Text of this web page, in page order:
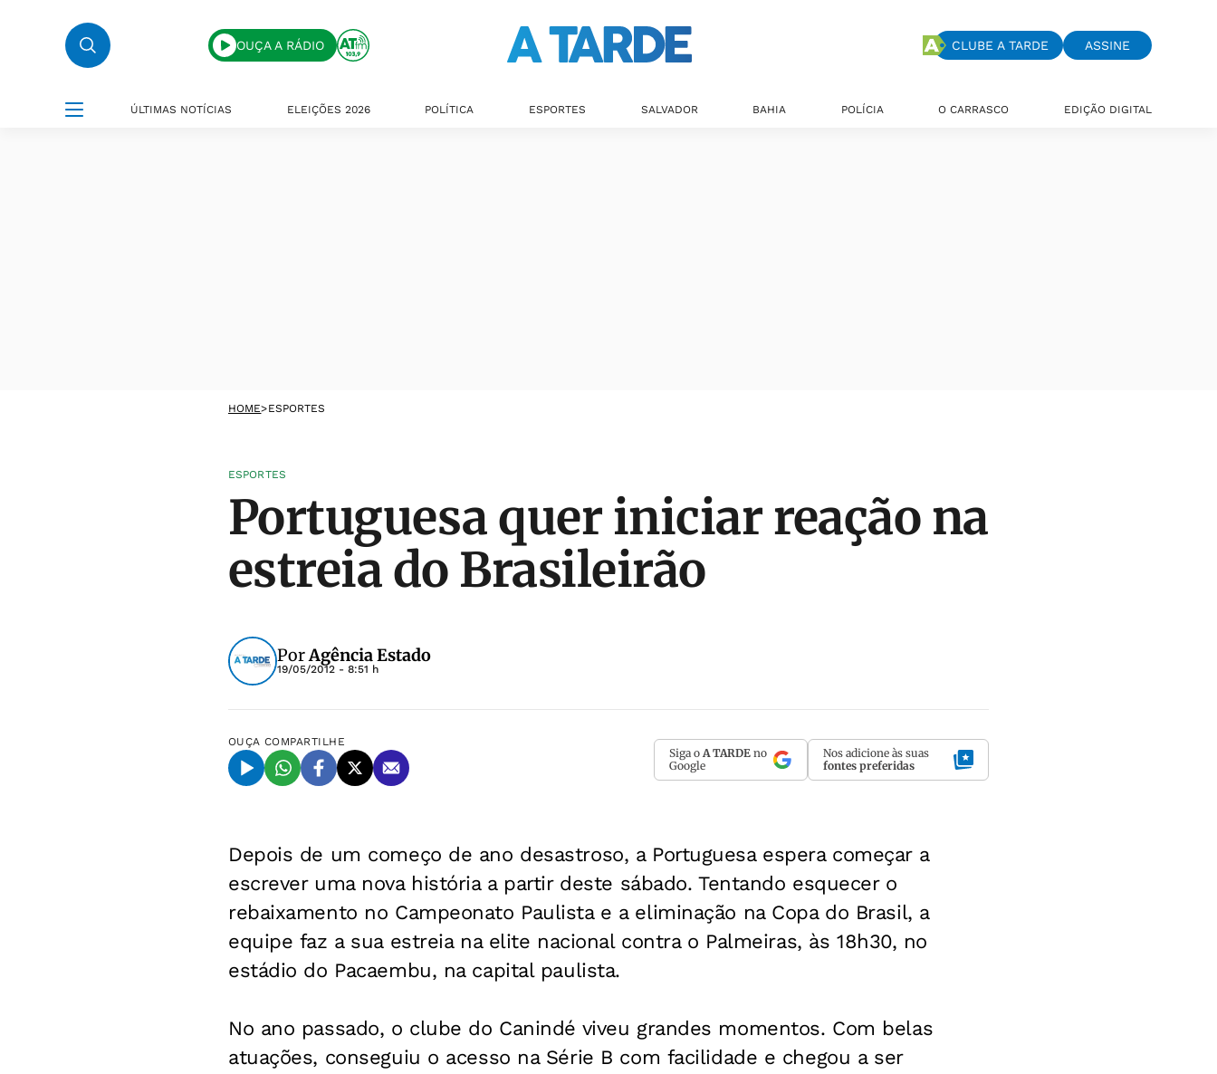
OUÇA A RÁDIO CLUBE A TARDE ASSINE
ÚLTIMAS NOTÍCIAS ELEIÇÕES 2026 POLÍTICA ESPORTES SALVADOR BAHIA POLÍCIA O CARRASCO EDIÇÃO DIGITAL
HOME>ESPORTES
ESPORTES
Portuguesa quer iniciar reação na
estreia do Brasileirão
PorAgência Estado
19/05/2012 - 8:51 h
OUÇA COMPARTILHE
Siga o A TARDE no
Google
Nos adicione às suas
fontes preferidas
Depois de um começo de ano desastroso, a Portuguesa espera começar a
escrever uma nova história a partir deste sábado. Tentando esquecer o
rebaixamento no Campeonato Paulista e a eliminação na Copa do Brasil, a
equipe faz a sua estreia na elite nacional contra o Palmeiras, às 18h30, no
estádio do Pacaembu, na capital paulista.
No ano passado, o clube do Canindé viveu grandes momentos. Com belas
atuações, conseguiu o acesso na Série B com facilidade e chegou a ser